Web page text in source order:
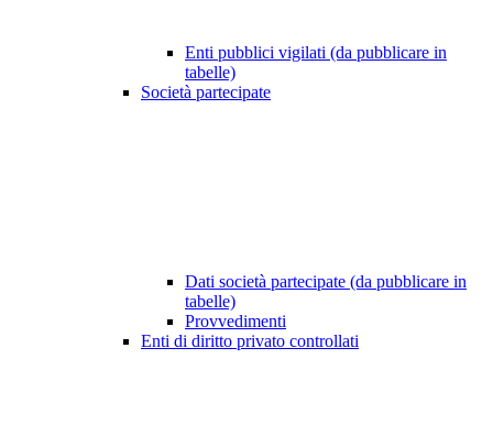
Enti pubblici vigilati (da pubblicare in
tabelle)
Società partecipate
Dati società partecipate (da pubblicare in
tabelle)
Provvedimenti
Enti di diritto privato controllati